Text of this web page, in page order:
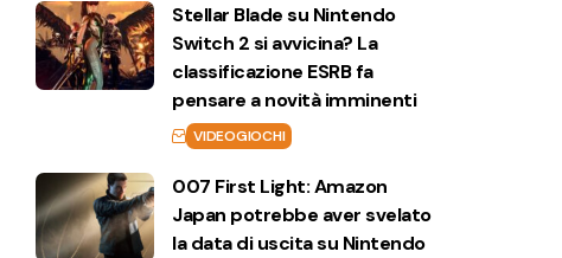
Stellar Blade su Nintendo
Switch 2 si avvicina? La
classificazione ESRB fa
pensare a novità imminenti
VIDEOGIOCHI
007 First Light: Amazon
Japan potrebbe aver svelato
la data di uscita su Nintendo